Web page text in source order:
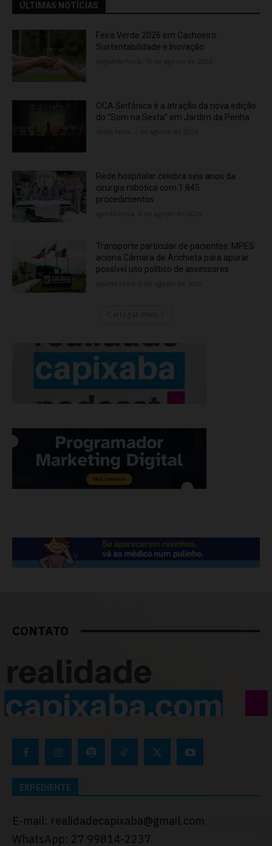
ÚLTIMAS NOTÍCIAS
Feira Verde 2026 em Cachoeiro:
Sustentabilidade e Inovação
OCA Sinfônica é a atração da nova edição
do “Som na Sexta” em Jardim da Penha
Rede hospitalar celebra seis anos da
cirurgia robótica com 1.845
procedimentos
Transporte particular de pacientes: MPES
aciona Câmara de Anchieta para apurar
possível uso político de assessores
CONTATO
EXPEDIENTE
E-mail: realidadecapixaba@gmail.com
WhatsApp: 27 99814-2237